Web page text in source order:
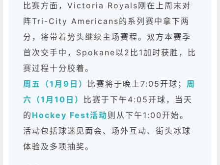
比赛方面，Victoria Royals刚在上周末对
阵Tri-City Americans的系列赛中拿下两
分，将带着势头继续主场赛程。双方本赛季
首次交手中，Spokane以2比1加时获胜，比
赛过程十分胶着。
周五（1月9日）
比赛将于晚上7:05开球； 周
六（1月10日）
比赛于下午4:05开球，当天
的 Hockey Fest活动则从下午1:00开始。
活动包括球迷见面会、场外互动、街头冰球
体验及多项抽奖。